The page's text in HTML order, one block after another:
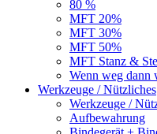
80 %
MFT 20%
MFT 30%
MFT 50%
MFT Stanz &
Wenn weg dann
Werkzeuge / Nützliches
Werkzeuge /
Aufbewahrung